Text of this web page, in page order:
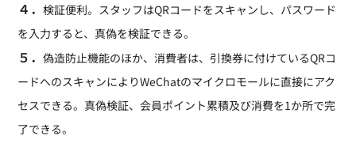
４．検証便利。スタッフはQRコードをスキャンし、パスワード
を入力すると、真偽を検証できる。
５．偽造防止機能のほか、消費者は、引換券に付けているQRコ
ードへのスキャンによりWeChatのマイクロモールに直接にアク
セスできる。真偽検証、会員ポイント累積及び消費を1か所で完
了できる。